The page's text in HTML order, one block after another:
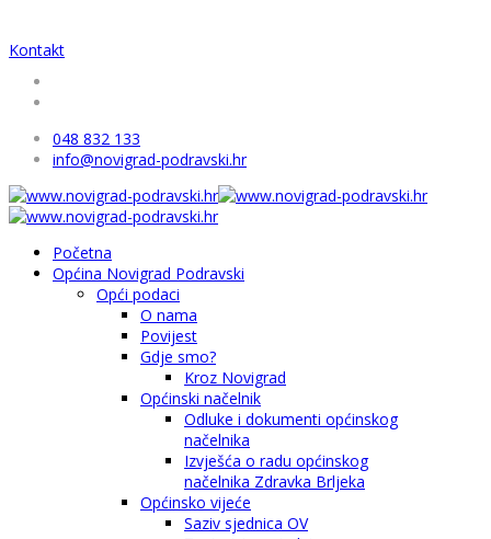
Kontakt
048 832 133
info@novigrad-podravski.hr
Početna
Općina Novigrad Podravski
Opći podaci
O nama
Povijest
Gdje smo?
Kroz Novigrad
Općinski načelnik
Odluke i dokumenti općinskog
načelnika
Izvješća o radu općinskog
načelnika Zdravka Brljeka
Općinsko vijeće
Saziv sjednica OV